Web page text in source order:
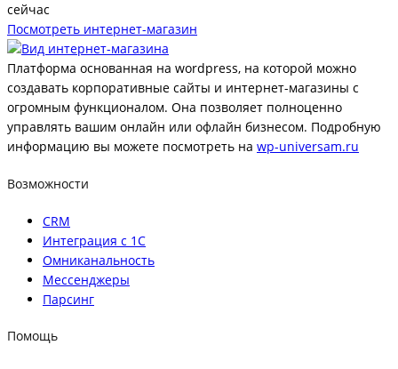
сейчас
Посмотреть интернет-магазин
Платформа основанная на wordpress, на которой можно
создавать корпоративные сайты и интернет-магазины с
огромным функционалом. Она позволяет полноценно
управлять вашим онлайн или офлайн бизнесом. Подробную
информацию вы можете посмотреть на wp-universam.ru
Возможности
CRM
Интеграция с 1С
Омниканальность
Мессенджеры
Парсинг
Помощь